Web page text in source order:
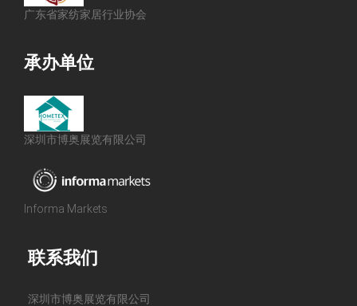
广东省家纺家居行业协会
承办单位
深圳市博奥展览有限公司
Informa Markets
联系我们
深圳市博奥展览有限公司